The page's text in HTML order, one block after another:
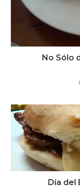
No Sólo
Día del